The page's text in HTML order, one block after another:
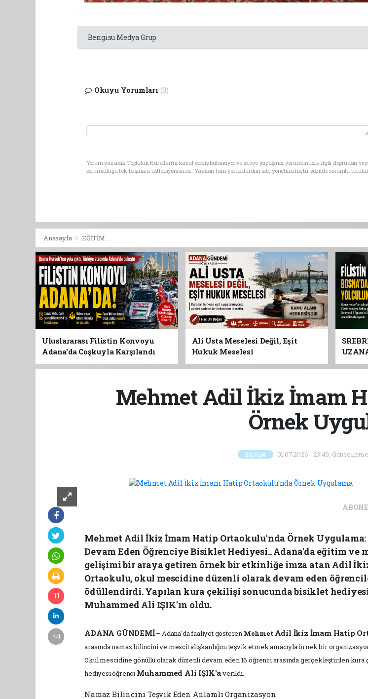
Bengisu Medya Grup
Okuyu Yorumları (0)
Yorum yazarak Topluluk Kuralları’nı kabul etmiş bulunuyor ve siteye yaptığınız yorumunuzla ilgili doğrudan
sorumluluğu tek başınıza üstleniyorsunuz. Yazılan tüm yorumlardan site yönetimi hiçbir şekilde sorumlu
Anasayfa EĞİTİM
Uluslararası Filistin Konvoyu
Adana'da Coşkuyla Karşılandı
Ali Usta Meselesi Değil, Eşit
Hukuk Meselesi
Mehmet Adil İkiz İmam
Örnek
EĞİTİM 01.07.2026 - 23:49,
Mehmet Adil İkiz İmam Hatip Ortaokulu'nda Örnek Uygulama:
Devam Eden Öğrenciye Bisiklet Hediyesi.. Adana'da eğitim ve
gelişimi bir araya getiren örnek bir etkinliğe imza atan Adil
Ortaokulu, okul mescidine düzenli olarak devam eden
ödüllendirdi. Yapılan kura çekilişi sonucunda bisiklet
Muhammed Ali IŞIK'ın oldu.
ADANA GÜNDEMİ– Adana'da faaliyet gösteren Mehmet Adil İkiz İmam Hatip
arasında namaz bilincini ve mescit alışkanlığını teşvik etmek amacıyla örnek bir
Okul mescidine gönüllü olarak düzenli devam eden 16 öğrenci arasında gerçekleştirilen
hediyesi öğrenci Muhammed Ali IŞIK'averildi.
Namaz Bilincini Teşvik Eden Anlamlı Organizasyon